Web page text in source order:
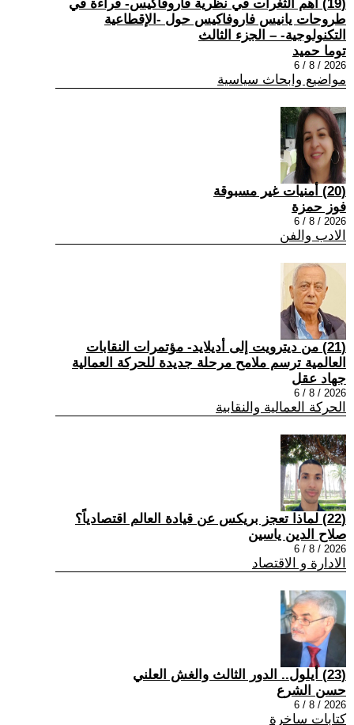
(19) أهم الثغرات في نظرية فاروفاكيس- قراءة في
طروحات يانيس فاروفاكيس حول -الإقطاعية
التكنولوجية- – الجزء الثالث
توما حميد
2026 / 8 / 6
مواضيع وابحاث سياسية
(20) أمنيات غير مسبوقة
فوز حمزة
2026 / 8 / 6
الادب والفن
(21) من ديترويت إلى أديلايد- مؤتمرات النقابات
العالمية ترسم ملامح مرحلة جديدة للحركة العمالية
جهاد عقل
2026 / 8 / 6
الحركة العمالية والنقابية
(22) لماذا تعجز بريكس عن قيادة العالم اقتصادياً؟
صلاح الدين ياسين
2026 / 8 / 6
الادارة و الاقتصاد
(23) أيلول.. الدور الثالث والغش العلني
حسن الشرع
2026 / 8 / 6
كتابات ساخرة